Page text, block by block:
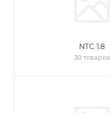
NTC 1.8
30 товаров